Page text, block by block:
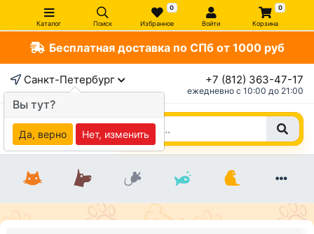
Каталог Поиск
0
Избранное Войти
0
Корзина
Бесплатная доставка по СПб от 1000 руб
Санкт-Петербург +7 (812) 363-47-17
ежедневно c 10:00 до 21:00
Вы тут?
Да, верно Нет, изменить